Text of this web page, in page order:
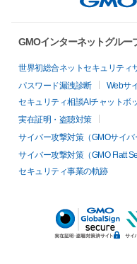
GMOインターネットグルー
世界初総合ネットセキュリティ
パスワード漏洩診断
Webサ
セキュリティ相談AIチャットボ
実在証明・盗聴対策
サイバー攻撃対策（GMOサイバ
サイバー攻撃対策（GMO Flatt
セキュリティ事業の軌跡